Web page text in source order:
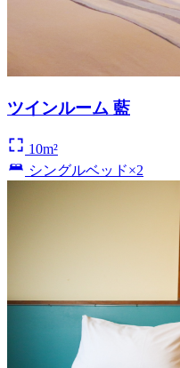
ツインルーム 藍
10m²
シングルベッド×2